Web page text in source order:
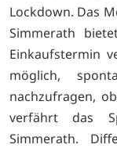
Lockdown. Das
Simmerath
Einkaufstermin
möglich,
nachzufragen,
verfährt das
Simmerath.